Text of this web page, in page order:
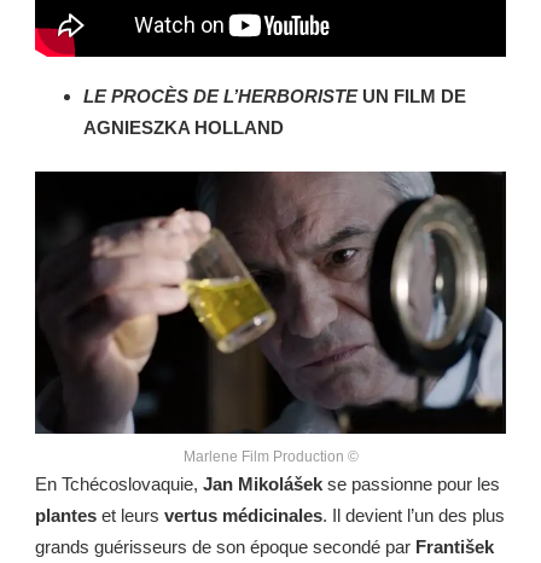
LE PROCÈS DE L’HERBORISTEUN FILM DE
AGNIESZKA HOLLAND
Marlene Film Production ©
En Tchécoslovaquie, Jan Mikolášek se passionne pour les
plantes et leurs vertus médicinales. Il devient l’un des plus
grands guérisseurs de son époque secondé par František